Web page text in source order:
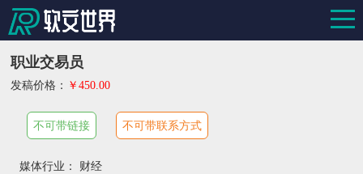
职业交易员
发稿价格： ￥450.00
不可带链接 不可带联系方式
媒体行业： 财经